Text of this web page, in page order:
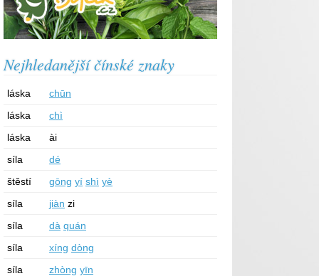
Nejhledanější čínské znaky
láska
chūn
láska
chì
láska
ài
síla
dé
štěstí
gōng yí shì yè
síla
jiàn zi
síla
dà quán
síla
xíng dòng
síla
zhòng yīn